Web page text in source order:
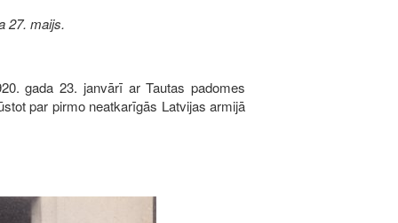
27. maijs.
gada 23. janvārī ar Tautas padomes
par pirmo neatkarīgās Latvijas armijā